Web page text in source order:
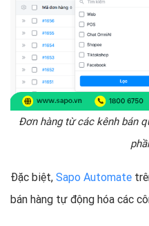
Đơn hàng từ các kênh bán
Đặc biệt, Sapo Automate
bán hàng tự động hóa các